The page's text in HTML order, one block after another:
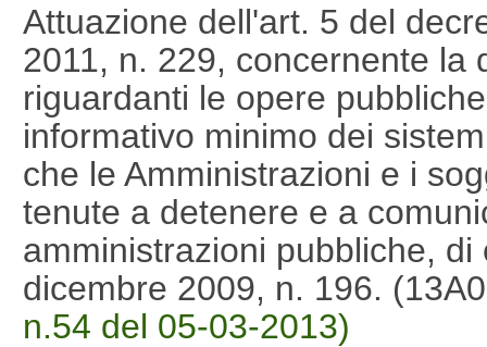
Attuazione dell'art. 5 del
2011, n. 229, concernente la
riguardanti le opere
informativo minimo dei
che le Amministrazioni e i
tenute a detenere e a
amministrazioni pubbliche,
dicembre 2009, n. 196.
n.54 del 05-03-2013)